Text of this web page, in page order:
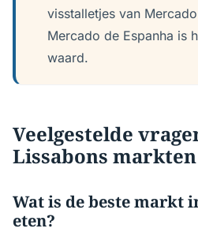
visstalletjes van
Mercado de Espanha is
waard.
Veelgestelde
Lissabons markten
Wat is de beste markt
eten?